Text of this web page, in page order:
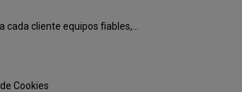
cliente equipos fiables,...
Cookies